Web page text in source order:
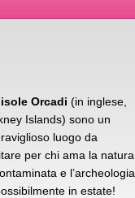
isole Orcadi (in inglese,
Islands) sono un
luogo da
per chi ama la natura
e l’archeologia
in estate!